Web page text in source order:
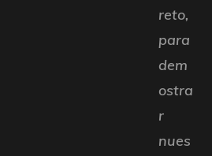
reto,
para
dem
ostra
r
nues